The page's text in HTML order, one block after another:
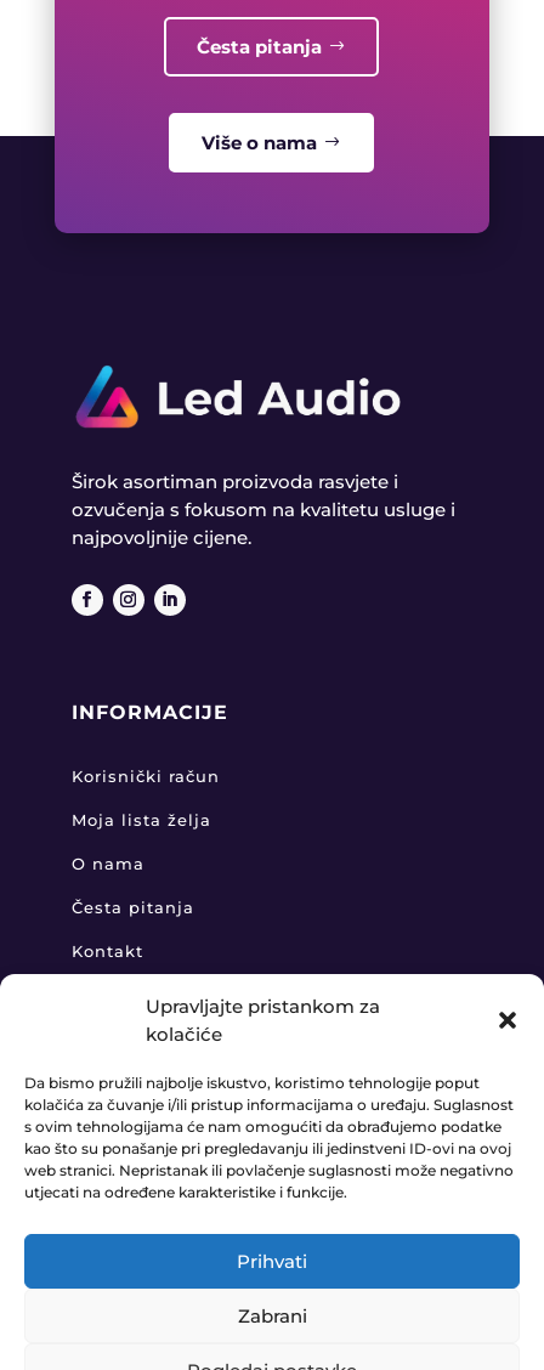
Upravljajte pristankom za
kolačiće
Da bismo pružili najbolje iskustvo, koristimo tehnologije poput
kolačića za čuvanje i/ili pristup informacijama o uređaju. Suglasnost
s ovim tehnologijama će nam omogućiti da obrađujemo podatke
kao što su ponašanje pri pregledavanju ili jedinstveni ID-ovi na ovoj
web stranici. Nepristanak ili povlačenje suglasnosti može negativno
utjecati na određene karakteristike i funkcije.
Prihvati
Zabrani
Česta pitanja
Više o nama
Širok asortiman proizvoda rasvjete i
ozvučenja s fokusom na kvalitetu usluge i
najpovoljnije cijene.
INFORMACIJE
Korisnički račun
Moja lista želja
O nama
Česta pitanja
Kontakt
 +385 91 888 6406
 prodaja@ledaudio.hr
© LEDAUDIO d.o.o. 2023. Website made by